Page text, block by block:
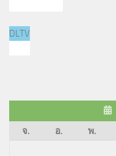
DLTV
จ.
อ. พ.